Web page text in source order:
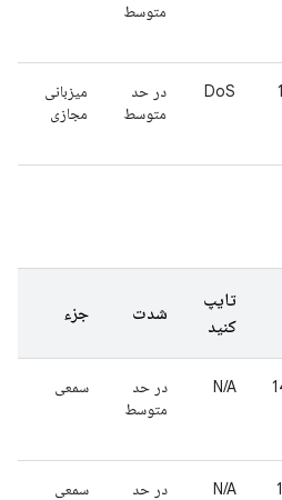
متوسط
DoS
در حد
متوسط
میزبانی
مجازی
تایپ
کنید
شدت جزء
N/A
در حد
متوسط
سمعی
N/A
در حد
سمعی